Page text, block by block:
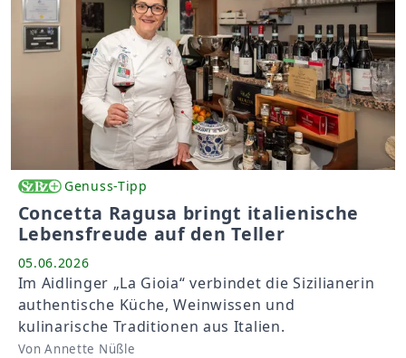
Genuss-Tipp
Concetta Ragusa bringt italienische
Lebensfreude auf den Teller
05.06.2026
Im Aidlinger „La Gioia“ verbindet die Sizilianerin
authentische Küche, Weinwissen und
kulinarische Traditionen aus Italien.
Von Annette Nüßle